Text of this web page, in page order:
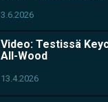
3.6.2026
Video: Testissä
All-Wood
13.4.2026